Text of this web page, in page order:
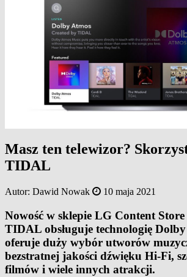
Masz ten telewizor?
TIDAL
Autor: Dawid Nowak 10 maja 2021
Nowość w sklepie LG Content
TIDAL obsługuje technologię
oferuje duży wybór utworów
bezstratnej jakości dźwięku Hi-Fi,
filmów i wiele innych atrakcji.